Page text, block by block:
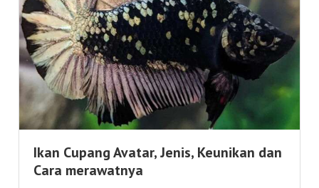
Ikan Cupang Avatar, Jenis, Keunikan dan
Cara merawatnya